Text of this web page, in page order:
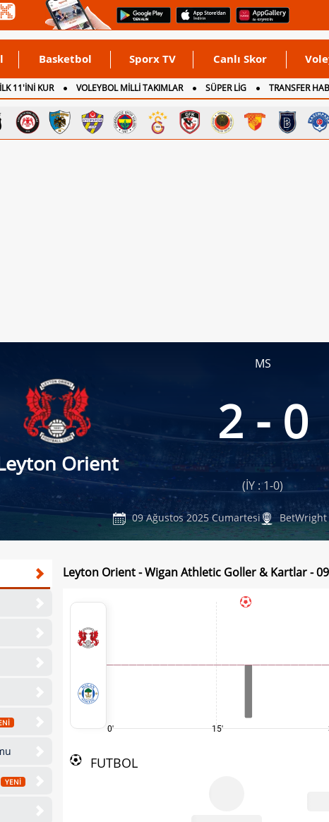
Basketbol Sporx TV Canlı Skor
İLK 11'İNİ KUR VOLEYBOL MİLLİ TAKIMLAR SÜPER LİG TRANSFER
İNGİLTERE
MS
Orient
2 - 0
(İY : 1-0)
09 Ağustos 2025 Cumartesi
YENİ
Leyton Orient - Wigan Athletic Goller & Kartlar -
0' 15'
FUTBOL